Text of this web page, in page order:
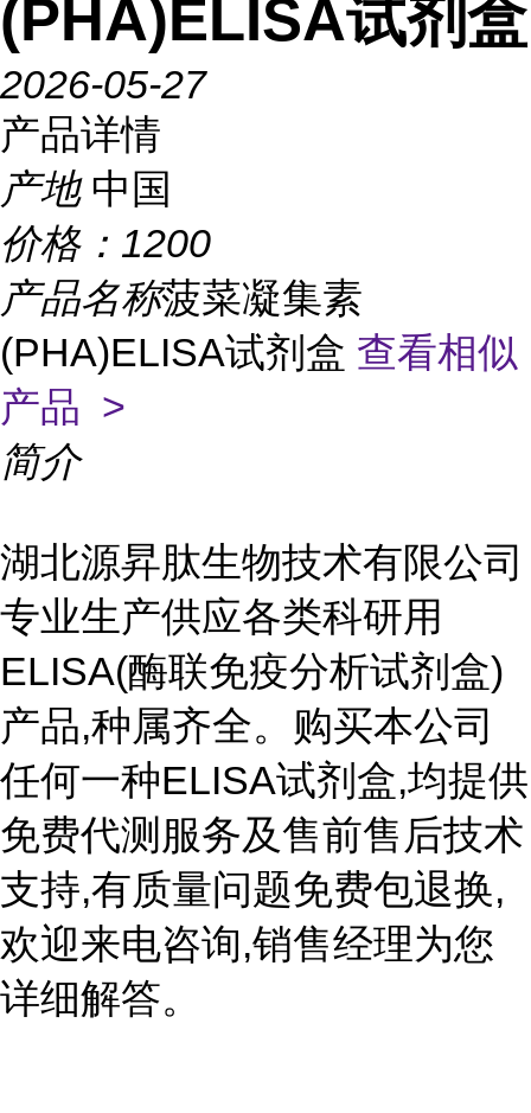
(PHA)ELISA试剂盒
2026-05-27
产品详情
产地 中国
价格： 1200
产品名称菠菜凝集素
(PHA)ELISA试剂盒 查看相似
产品 >
简介
湖北源昇肽生物技术有限公司
专业生产供应各类科研用
ELISA(酶联免疫分析试剂盒)
产品,种属齐全。购买本公司
任何一种ELISA试剂盒,均提供
免费代测服务及售前售后技术
支持,有质量问题免费包退换,
欢迎来电咨询,销售经理为您
详细解答。